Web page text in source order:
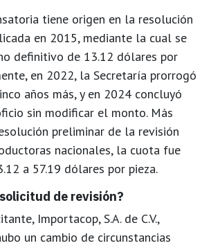
tiene origen en la resolución
en 2015, mediante la cual se
definitivo de 13.12 dólares por
en 2022, la Secretaría prorrogó
años más, y en 2024 concluyó
sin modificar el monto. Más
preliminar de la revisión
nacionales, la cuota fue
a 57.19 dólares por pieza.
de revisión?
Importacop, S.A. de C.V.,
un cambio de circunstancias